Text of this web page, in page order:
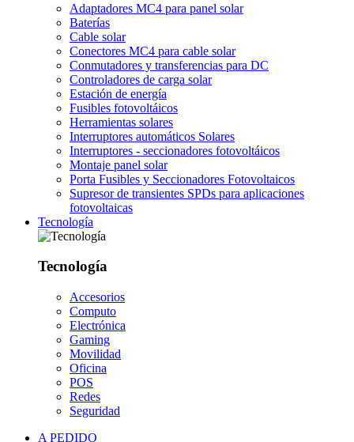
Adaptadores MC4 para panel solar
Baterías
Cable solar
Conectores MC4 para cable solar
Conmutadores y transferencias para DC
Controladores de carga solar
Estación de energía
Fusibles fotovoltáicos
Herramientas solares
Interruptores automáticos Solares
Interruptores - seccionadores fotovoltáicos
Montaje panel solar
Porta Fusibles y Seccionadores Fotovoltaicos
Supresor de transientes SPDs para aplicaciones
fotovoltaicas
Tecnología
Tecnología
Accesorios
Computo
Electrónica
Gaming
Movilidad
Oficina
POS
Redes
Seguridad
A PEDIDO